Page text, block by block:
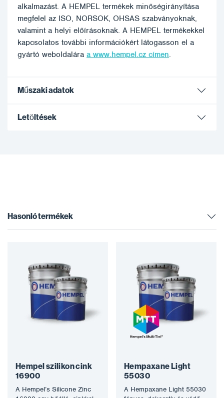
alkalmazást. A HEMPEL termékek minőségirányítása
megfelel az ISO, NORSOK, OHSAS szabványoknak,
valamint a helyi előírásoknak. A HEMPEL termékekkel
kapcsolatos további információkért látogasson el a
gyártó weboldalára a www.hempel.cz címen.
Műszaki adatok
Letöltések
Hasonló termékek
Hempel szilikon cink
16900
A Hempel’s Silicone Zinc
Hempaxane Light
55030
A Hempaxane Light 55030